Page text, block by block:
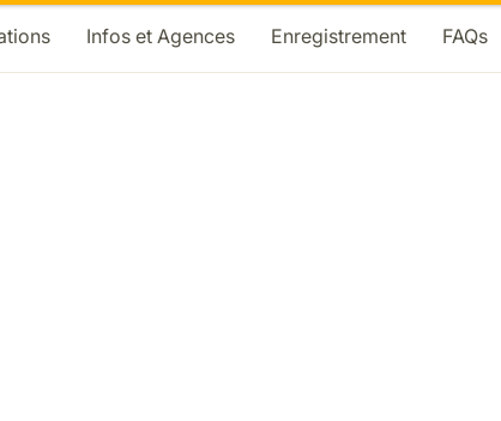
Infos et Agences Enregistrement FAQs